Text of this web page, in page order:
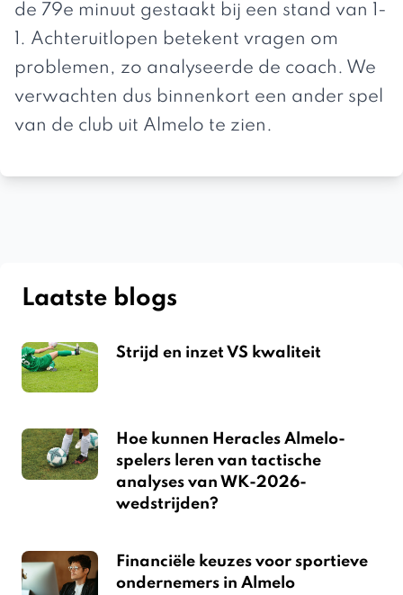
de 79e minuut gestaakt bij een stand van 1-
1. Achteruitlopen betekent vragen om
problemen, zo analyseerde de coach. We
verwachten dus binnenkort een ander spel
van de club uit Almelo te zien.
Laatste blogs
Strijd en inzet VS kwaliteit
Hoe kunnen Heracles Almelo-
spelers leren van tactische
analyses van WK-2026-
wedstrijden?
Financiële keuzes voor sportieve
ondernemers in Almelo